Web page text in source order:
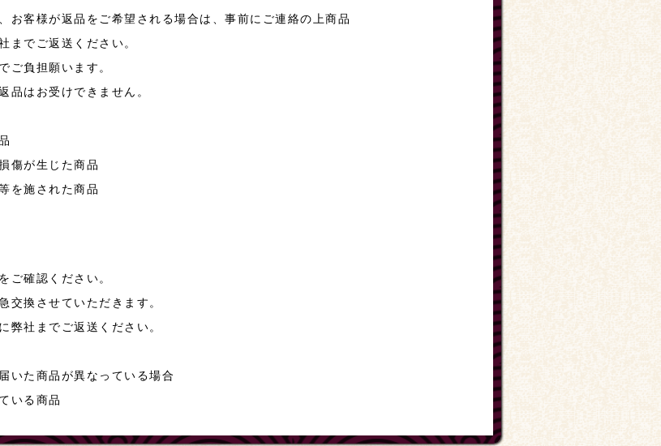
お客様が返品をご希望される場合は、事前にご連絡の上商品
までご返送ください。
ご負担願います。
品はお受けできません。
傷が生じた商品
を施された商品
ご確認ください。
交換させていただきます。
弊社までご返送ください。
いた商品が異なっている場合
いる商品